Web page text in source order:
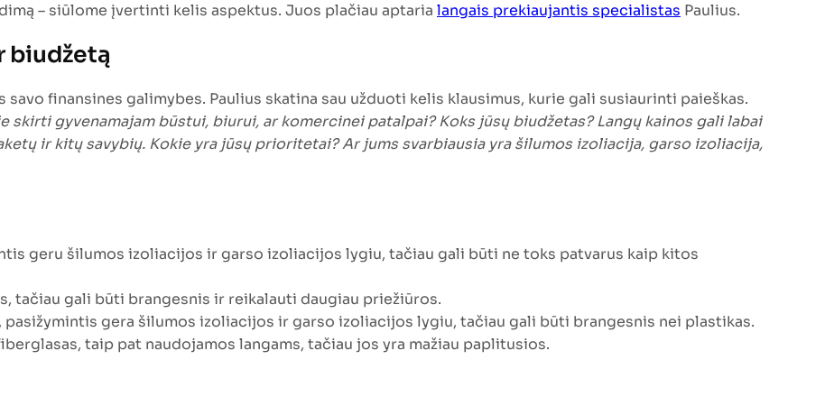
– siūlome įvertinti kelis aspektus. Juos plačiau aptaria langais prekiaujantis specialistas Paulius.
biudžetą
finansines galimybes. Paulius skatina sau užduoti kelis klausimus, kurie gali susiaurinti paieškas.
skirti gyvenamajam būstui, biurui, ar komercinei patalpai? Koks jūsų biudžetas? Langų kainos gali labai
ir kitų savybių. Kokie yra jūsų prioritetai? Ar jums svarbiausia yra šilumos izoliacija, garso izoliacija,
geru šilumos izoliacijos ir garso izoliacijos lygiu, tačiau gali būti ne toks patvarus kaip kitos
tačiau gali būti brangesnis ir reikalauti daugiau priežiūros.
pasižymintis gera šilumos izoliacijos ir garso izoliacijos lygiu, tačiau gali būti brangesnis nei plastikas.
taip pat naudojamos langams, tačiau jos yra mažiau paplitusios.